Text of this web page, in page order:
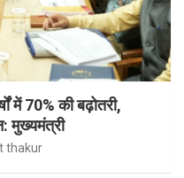
में 70% की बढ़ोतरी,
मुख्यमंत्री
thakur